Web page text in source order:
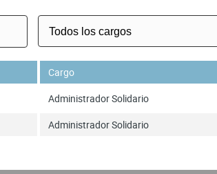
Cargo
Administrador Solidario
Administrador Solidario